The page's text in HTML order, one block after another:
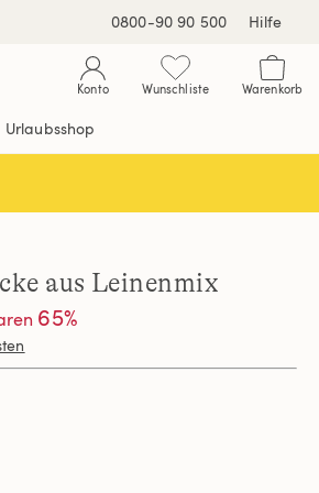
0800-90 90 500 Hilfe
Konto Wunschliste Warenkorb
Urlaubsshop
aus Leinenmix
65%